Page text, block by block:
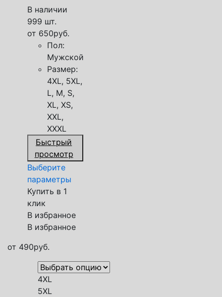
В наличии
999 шт.
от 650руб.
Пол:
Мужской
Размер:
4XL, 5XL,
L, M, S,
XL, XS,
XXL,
XXXL
Быстрый
просмотр
Выберите
параметры
Купить в 1
клик
В избранное
В избранное
от 490руб.
4XL
5XL